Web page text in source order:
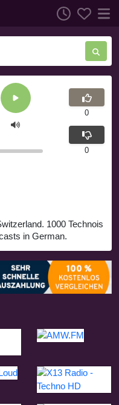
1000 Technois
in German.
0
0